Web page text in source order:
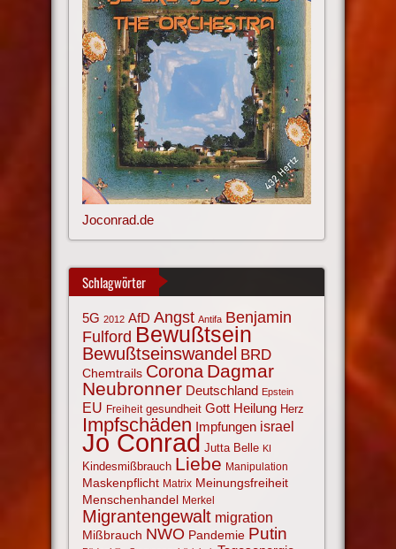
Joconrad.de
Schlagwörter
5G 2012 AfD Angst Antifa Benjamin
Fulford Bewußtsein
Bewußtseinswandel BRD
Chemtrails Corona Dagmar
Neubronner Deutschland Epstein
EU Freiheit gesundheit Gott Heilung Herz
Impfschäden Impfungen israel
Jo Conrad Jutta Belle KI
Kindesmißbrauch Liebe Manipulation
Maskenpflicht Matrix Meinungsfreiheit
Menschenhandel Merkel
Migrantengewalt migration
Mißbrauch NWO Pandemie Putin